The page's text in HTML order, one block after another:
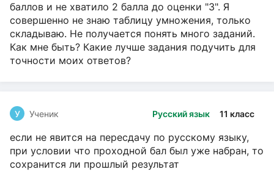
баллов и не хватило 2 балла до оценки "3". Я
совершенно не знаю таблицу умножения, только
складываю. Не получается понять много заданий.
Как мне быть? Какие лучше задания подучить для
точности моих ответов?
Русский язык 11 класс
У Ученик
если не явится на пересдачу по русскому языку,
при условии что проходной бал был уже набран, то
сохранится ли прошлый результат